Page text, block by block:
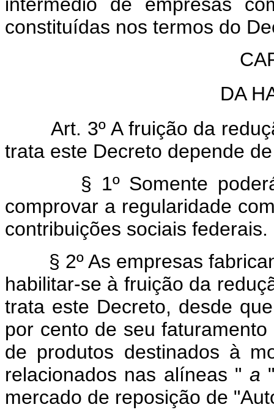
constituídas nos termos do
DA
Art. 3º A fruição da
trata este Decreto depende
§ 1º Somente poderá
comprovar a regularidade
contribuições sociais federais.
§ 2º As empresas
habilitar-se à fruição da
trata este Decreto, desde
por cento de seu
de produtos destinados à
relacionados nas alíneas " a
mercado de reposição de